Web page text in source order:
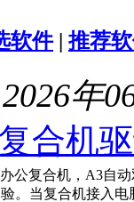
软件| 推荐
2026年
复合机
公复合机，A3自
。当复合机接入